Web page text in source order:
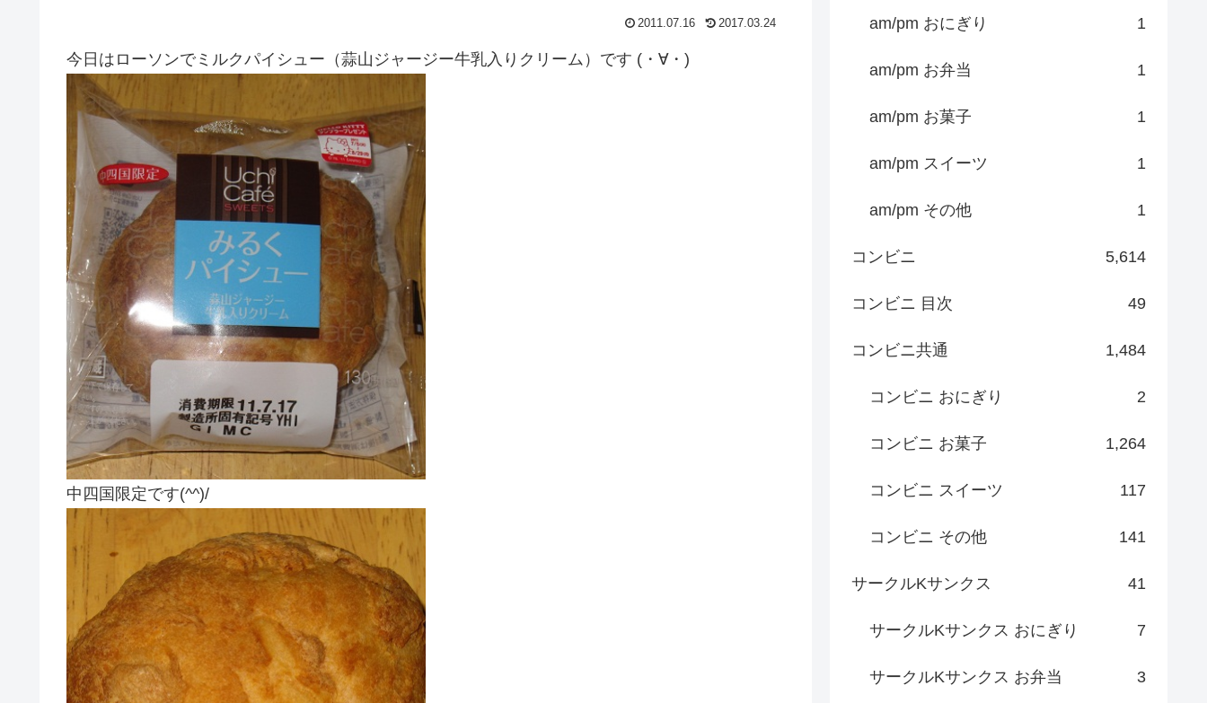
2011.07.16 2017.03.24
今日はローソンでミルクパイシュー（蒜山ジャージー牛乳入りクリーム）です (・∀・)
中四国限定です(^^)/
am/pm おにぎり 1
am/pm お弁当 1
am/pm お菓子 1
am/pm スイーツ 1
am/pm その他 1
コンビニ 5,614
コンビニ 目次 49
コンビニ共通 1,484
コンビニ おにぎり 2
コンビニ お菓子 1,264
コンビニ スイーツ 117
コンビニ その他 141
サークルKサンクス 41
サークルKサンクス おにぎり 7
サークルKサンクス お弁当 3